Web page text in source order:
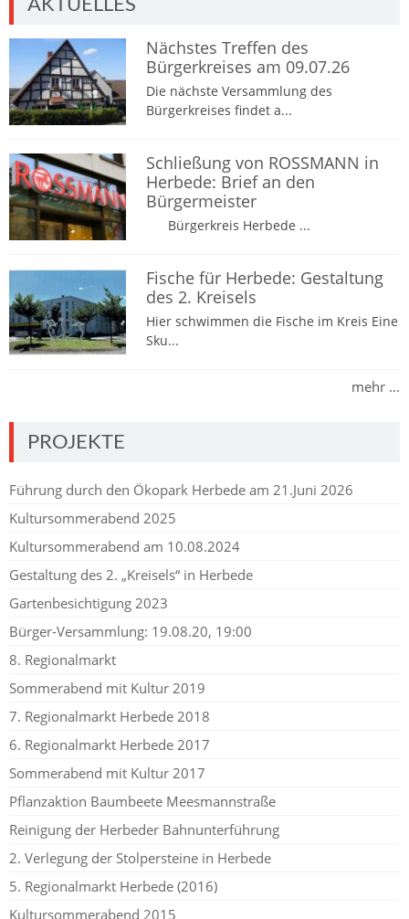
AKTUELLES
Nächstes Treffen des
Bürgerkreises am 09.07.26
Die nächste Versammlung des
Bürgerkreises findet a...
Schließung von ROSSMANN in
Herbede: Brief an den
Bürgermeister
Bürgerkreis Herbede ...
Fische für Herbede: Gestaltung
des 2. Kreisels
Hier schwimmen die Fische im Kreis Eine
Sku...
mehr ...
PROJEKTE
Führung durch den Ökopark Herbede am 21.Juni 2026
Kultursommerabend 2025
Kultursommerabend am 10.08.2024
Gestaltung des 2. „Kreisels“ in Herbede
Gartenbesichtigung 2023
Bürger-Versammlung: 19.08.20, 19:00
8. Regionalmarkt
Sommerabend mit Kultur 2019
7. Regionalmarkt Herbede 2018
6. Regionalmarkt Herbede 2017
Sommerabend mit Kultur 2017
Pflanzaktion Baumbeete Meesmannstraße
Reinigung der Herbeder Bahnunterführung
2. Verlegung der Stolpersteine in Herbede
5. Regionalmarkt Herbede (2016)
Kultursommerabend 2015